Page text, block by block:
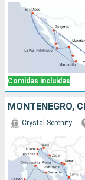
Comidas incluidas
Crystal Serenity